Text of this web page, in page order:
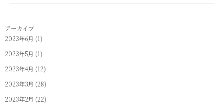
アーカイブ
2023年6月 (1)
2023年5月 (1)
2023年4月 (12)
2023年3月 (28)
2023年2月 (22)